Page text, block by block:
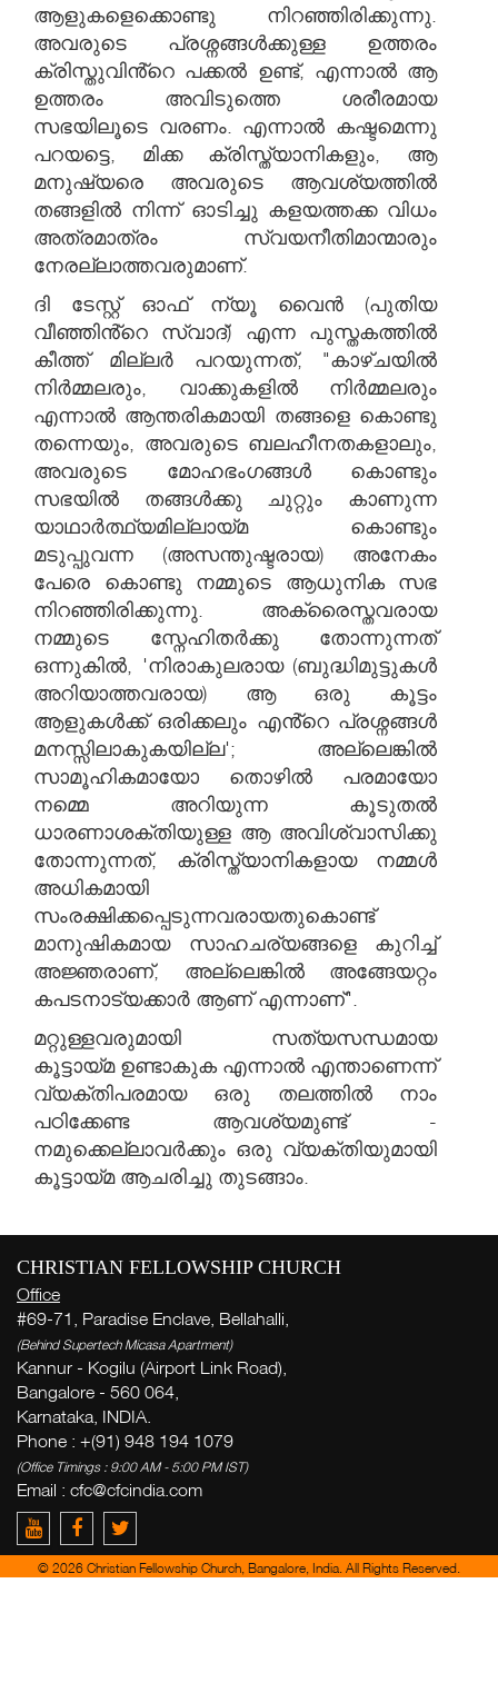
ആളുകളെക്കൊണ്ടു നിറഞ്ഞിരിക്കുന്നു.
അവരുടെ പ്രശ്നങ്ങൾക്കുള്ള ഉത്തരം
ക്രിസ്തുവിൻ്റെ പക്കൽ ഉണ്ട്, എന്നാൽ ആ
ഉത്തരം അവിടുത്തെ ശരീരമായ
സഭയിലൂടെ വരണം. എന്നാൽ കഷ്ടമെന്നു
പറയട്ടെ, മിക്ക ക്രിസ്ത്യാനികളും, ആ
മനുഷ്യരെ അവരുടെ ആവശ്യത്തിൽ
തങ്ങളിൽ നിന്ന് ഓടിച്ചു കളയത്തക്ക വിധം
അത്രമാത്രം സ്വയനീതിമാന്മാരും
നേരല്ലാത്തവരുമാണ്.
ദി ടേസ്റ്റ് ഓഫ് ന്യൂ വൈൻ (പുതിയ
വീഞ്ഞിൻ്റെ സ്വാദ്) എന്ന പുസ്തകത്തിൽ
കീത്ത് മില്ലർ പറയുന്നത്, "കാഴ്ചയിൽ
നിർമ്മലരും, വാക്കുകളിൽ നിർമ്മലരും
എന്നാൽ ആന്തരികമായി തങ്ങളെ കൊണ്ടു
തന്നെയും, അവരുടെ ബലഹീനതകളാലും,
അവരുടെ മോഹഭംഗങ്ങൾ കൊണ്ടും
സഭയിൽ തങ്ങൾക്കു ചുറ്റും കാണുന്ന
യാഥാർത്ഥ്യമില്ലായ്മ കൊണ്ടും
മടുപ്പുവന്ന (അസന്തുഷ്ടരായ) അനേകം
പേരെ കൊണ്ടു നമ്മുടെ ആധുനിക സഭ
നിറഞ്ഞിരിക്കുന്നു. അക്രൈസ്തവരായ
നമ്മുടെ സ്നേഹിതർക്കു തോന്നുന്നത്
ഒന്നുകിൽ, 'നിരാകുലരായ (ബുദ്ധിമുട്ടുകൾ
അറിയാത്തവരായ) ആ ഒരു കൂട്ടം
ആളുകൾക്ക് ഒരിക്കലും എൻ്റെ പ്രശ്നങ്ങൾ
മനസ്സിലാകുകയില്ല'; അല്ലെങ്കിൽ
സാമൂഹികമായോ തൊഴിൽ പരമായോ
നമ്മെ അറിയുന്ന കൂടുതൽ
ധാരണാശക്തിയുള്ള ആ അവിശ്വാസിക്കു
തോന്നുന്നത്, ക്രിസ്ത്യാനികളായ നമ്മൾ
അധികമായി
സംരക്ഷിക്കപ്പെടുന്നവരായതുകൊണ്ട്
മാനുഷികമായ സാഹചര്യങ്ങളെ കുറിച്ച്
അജ്ഞരാണ്, അല്ലെങ്കിൽ അങ്ങേയറ്റം
കപടനാട്യക്കാർ ആണ് എന്നാണ്".
മറ്റുള്ളവരുമായി സത്യസന്ധമായ
കൂട്ടായ്മ ഉണ്ടാകുക എന്നാൽ എന്താണെന്ന്
വ്യക്തിപരമായ ഒരു തലത്തിൽ നാം
പഠിക്കേണ്ട ആവശ്യമുണ്ട് -
നമുക്കെല്ലാവർക്കും ഒരു വ്യക്തിയുമായി
കൂട്ടായ്മ ആചരിച്ചു തുടങ്ങാം.
CHRISTIAN FELLOWSHIP CHURCH
Office
#69-71, Paradise Enclave, Bellahalli,
(Behind Supertech Micasa Apartment)
Kannur - Kogilu (Airport Link Road),
Bangalore - 560 064,
Karnataka, INDIA.
Phone : +(91) 948 194 1079
(Office Timings : 9:00 AM - 5:00 PM IST)
Email : cfc@cfcindia.com
© 2026 Christian Fellowship Church, Bangalore, India. All Rights Reserved.